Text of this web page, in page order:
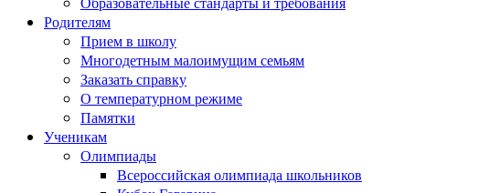
Родителям
Прием в школу
Многодетным малоимущим семьям
Заказать справку
О температурном режиме
Памятки
Ученикам
Олимпиады
Всероссийская олимпиада школьников